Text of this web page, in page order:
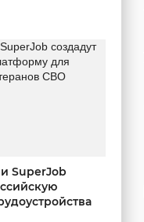
SuperJob